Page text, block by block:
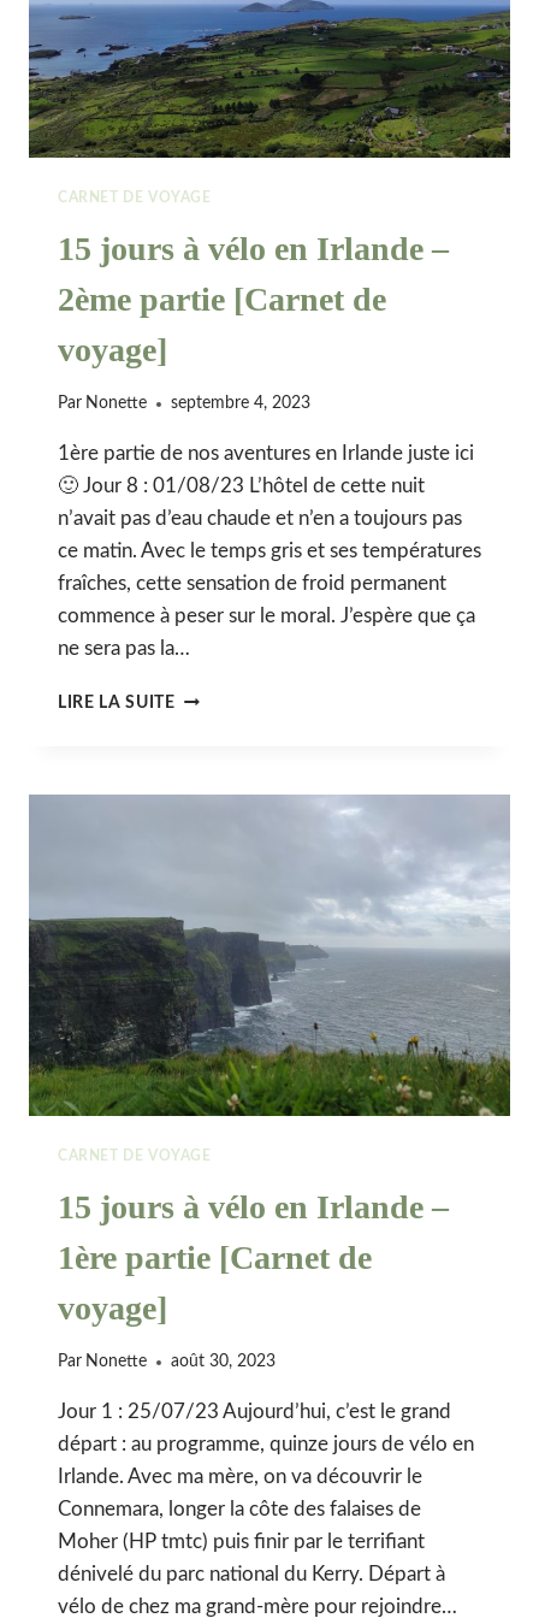
CARNET DE VOYAGE
15 jours à vélo en Irlande –
2ème partie [Carnet de
voyage]
Par Nonette septembre 4, 2023
1ère partie de nos aventures en Irlande juste ici
🙂 Jour 8 : 01/08/23 L’hôtel de cette nuit
n’avait pas d’eau chaude et n’en a toujours pas
ce matin. Avec le temps gris et ses températures
fraîches, cette sensation de froid permanent
commence à peser sur le moral. J’espère que ça
ne sera pas la…
LIRE LA SUITE15
EN
[CARNET
DE
VOYAGE]
CARNET DE VOYAGE
15 jours à vélo en Irlande –
1ère partie [Carnet de
voyage]
Par Nonette août 30, 2023
Jour 1 : 25/07/23 Aujourd’hui, c’est le grand
départ : au programme, quinze jours de vélo en
Irlande. Avec ma mère, on va découvrir le
Connemara, longer la côte des falaises de
Moher (HP tmtc) puis finir par le terrifiant
dénivelé du parc national du Kerry. Départ à
vélo de chez ma grand-mère pour rejoindre…